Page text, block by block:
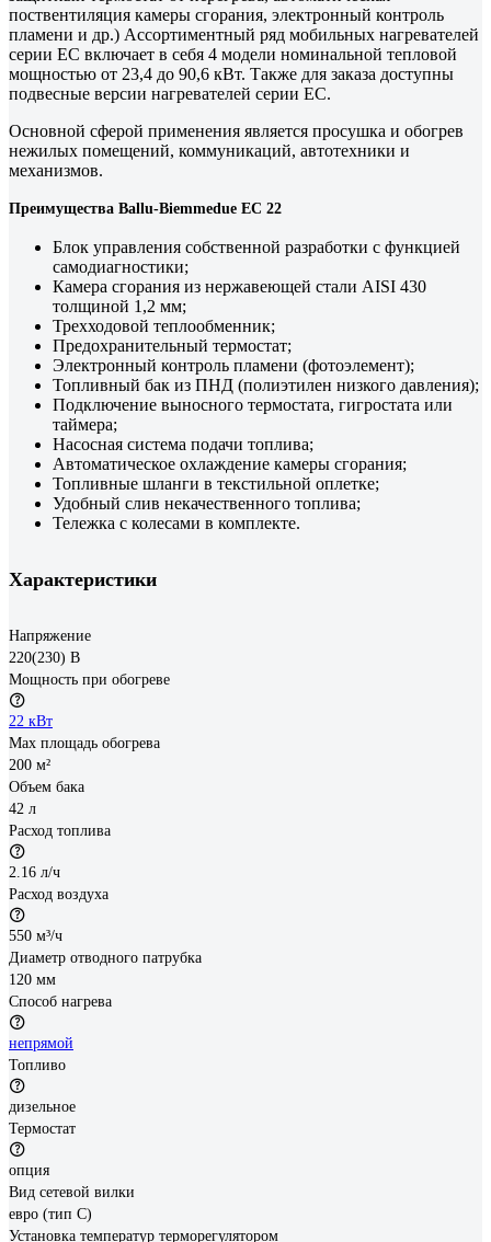
поствентиляция камеры сгорания, электронный контроль
пламени и др.) Ассортиментный ряд мобильных нагревателей
серии ЕС включает в себя 4 модели номинальной тепловой
мощностью от 23,4 до 90,6 кВт. Также для заказа доступны
подвесные версии нагревателей серии ЕС.
Основной сферой применения является просушка и обогрев
нежилых помещений, коммуникаций, автотехники и
механизмов.
Преимущества Ballu-Biemmedue EC 22
Блок управления собственной разработки с функцией
самодиагностики;
Камера сгорания из нержавеющей стали AISI 430
толщиной 1,2 мм;
Трехходовой теплообменник;
Предохранительный термостат;
Электронный контроль пламени (фотоэлемент);
Топливный бак из ПНД (полиэтилен низкого давления);
Подключение выносного термостата, гигростата или
таймера;
Насосная система подачи топлива;
Автоматическое охлаждение камеры сгорания;
Топливные шланги в текстильной оплетке;
Удобный слив некачественного топлива;
Тележка с колесами в комплекте.
Характеристики
Напряжение
220(230) В
Мощность при обогреве
22 кВт
Max площадь обогрева
200 м²
Объем бака
42 л
Расход топлива
2.16 л/ч
Расход воздуха
550 м³/ч
Диаметр отводного патрубка
120 мм
Способ нагрева
непрямой
Топливо
дизельное
Термостат
опция
Вид сетевой вилки
евро (тип С)
Установка температур терморегулятором